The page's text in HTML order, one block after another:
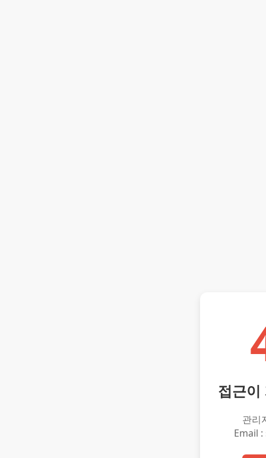
접근이
관리
Email